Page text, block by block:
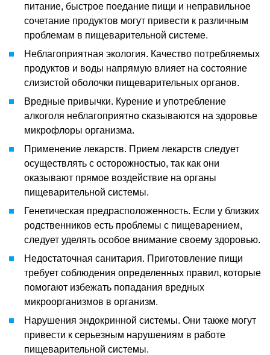
питание, быстрое поедание пищи и неправильное
сочетание продуктов могут привести к различным
проблемам в пищеварительной системе.
Неблагоприятная экология. Качество потребляемых
продуктов и воды напрямую влияет на состояние
слизистой оболочки пищеварительных органов.
Вредные привычки. Курение и употребление
алкоголя неблагоприятно сказываются на здоровье
микрофлоры организма.
Применение лекарств. Прием лекарств следует
осуществлять с осторожностью, так как они
оказывают прямое воздействие на органы
пищеварительной системы.
Генетическая предрасположенность. Если у близких
родственников есть проблемы с пищеварением,
следует уделять особое внимание своему здоровью.
Недостаточная санитария. Приготовление пищи
требует соблюдения определенных правил, которые
помогают избежать попадания вредных
микроорганизмов в организм.
Нарушения эндокринной системы. Они также могут
привести к серьезным нарушениям в работе
пищеварительной системы.